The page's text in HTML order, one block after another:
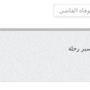
القاضي
رحلة